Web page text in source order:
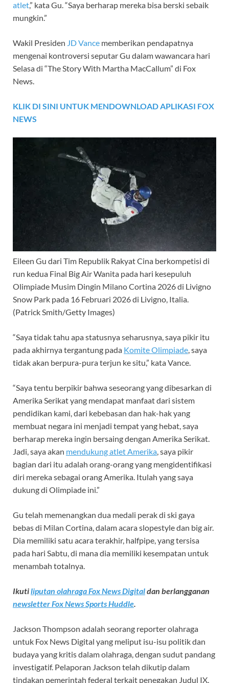
atlet,” kata Gu. “Saya berharap mereka bisa berski sebaik
mungkin.”
Wakil Presiden JD Vance memberikan pendapatnya
mengenai kontroversi seputar Gu dalam wawancara hari
Selasa di “The Story With Martha MacCallum” di Fox
News.
KLIK DI SINI UNTUK MENDOWNLOAD APLIKASI FOX
NEWS
Eileen Gu dari Tim Republik Rakyat Cina berkompetisi di
run kedua Final Big Air Wanita pada hari kesepuluh
Olimpiade Musim Dingin Milano Cortina 2026 di Livigno
Snow Park pada 16 Februari 2026 di Livigno, Italia.
(Patrick Smith/Getty Images)
“Saya tidak tahu apa statusnya seharusnya, saya pikir itu
pada akhirnya tergantung pada Komite Olimpiade , saya
tidak akan berpura-pura terjun ke situ,” kata Vance.
“Saya tentu berpikir bahwa seseorang yang dibesarkan di
Amerika Serikat yang mendapat manfaat dari sistem
pendidikan kami, dari kebebasan dan hak-hak yang
membuat negara ini menjadi tempat yang hebat, saya
berharap mereka ingin bersaing dengan Amerika Serikat.
Jadi, saya akan mendukung atlet Amerika , saya pikir
bagian dari itu adalah orang-orang yang mengidentifikasi
diri mereka sebagai orang Amerika. Itulah yang saya
dukung di Olimpiade ini.”
Gu telah memenangkan dua medali perak di ski gaya
bebas di Milan Cortina, dalam acara slopestyle dan big air.
Dia memiliki satu acara terakhir, halfpipe, yang tersisa
pada hari Sabtu, di mana dia memiliki kesempatan untuk
menambah totalnya.
Ikutiliputan olahraga Fox News Digitaldan berlangganan
newsletter Fox News Sports Huddle
Jackson Thompson adalah seorang reporter olahraga
untuk Fox News Digital yang meliput isu-isu politik dan
budaya yang kritis dalam olahraga, dengan sudut pandang
investigatif. Pelaporan Jackson telah dikutip dalam
tindakan pemerintah federal terkait penegakan Judul IX,